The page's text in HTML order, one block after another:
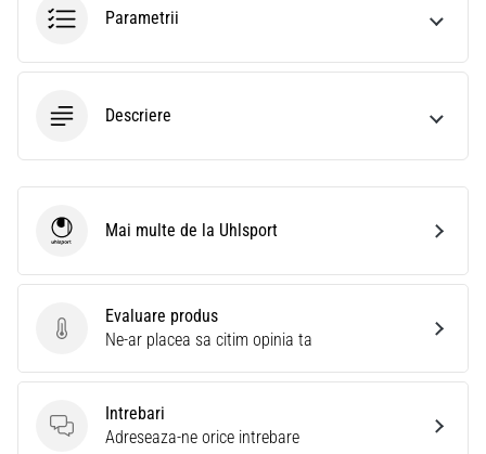
Parametrii
Descriere
Evaluare produs
Evaluare produs
Ne-ar placea sa citim opinia ta
Intrebari
Intrebari
Adreseaza-ne orice intrebare
UhlsportMai multe de la Uhlsport